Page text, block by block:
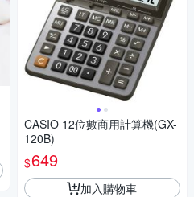
CASIO 12位數商用計算機(GX-
120B)
$649
加入購物車